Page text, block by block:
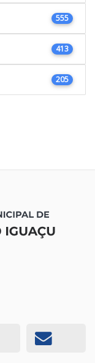
555
413
205